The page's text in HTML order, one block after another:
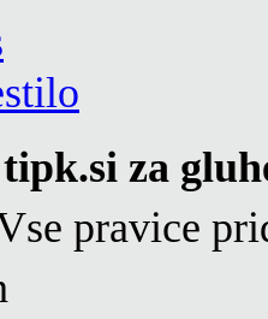
za
pravice